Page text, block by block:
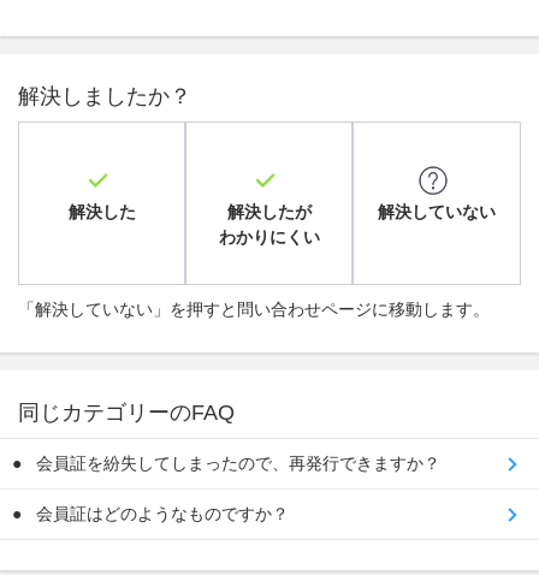
解決しましたか？
解決した
解決したが
わかりにくい
解決していない
「解決していない」を押すと問い合わせページに移動します。
同じカテゴリーのFAQ
会員証を紛失してしまったので、再発行できますか？
会員証はどのようなものですか？